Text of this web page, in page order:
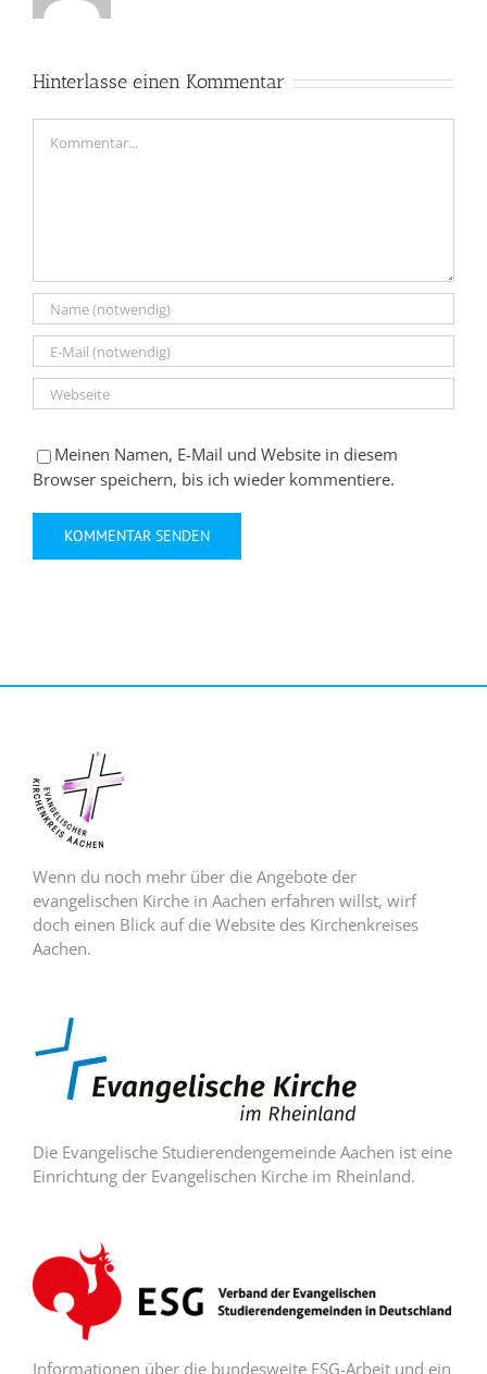
Hinterlasse einen Kommentar
Meinen Namen, E-Mail und Website in diesem
Browser speichern, bis ich wieder kommentiere.
Wenn du noch mehr über die Angebote der
evangelischen Kirche in Aachen erfahren willst, wirf
doch einen Blick auf die Website des Kirchenkreises
Aachen.
Die Evangelische Studierendengemeinde Aachen ist eine
Einrichtung der Evangelischen Kirche im Rheinland.
Informationen über die bundesweite ESG-Arbeit und ein